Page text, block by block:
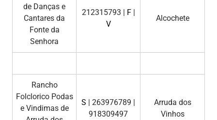
de Danças e
Cantares da
Fonte da
Senhora
212315793 | F|
V
Alcochete
Rancho
Folclorico Podas
e Vindimas de
S | 263976789 |
918309497
Arruda dos
Vinhos